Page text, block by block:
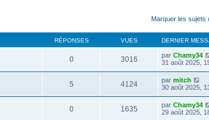
Marquer les sujets
RÉPONSES VUES DERNIER
0 3016 par Chamy34
31 août 2025,
5 4124 par mitch
30 août 2025,
0 1635 par Chamy34
29 août 2025,